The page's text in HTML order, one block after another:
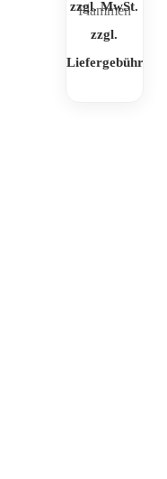
Flammen
zzgl. MwSt.
zzgl.
Liefergebühr